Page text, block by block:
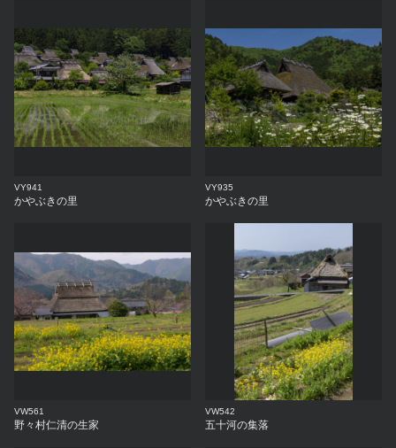
VY941
かやぶきの里
VY935
かやぶきの里
VW561
野々村仁清の生家
VW542
五十河の集落